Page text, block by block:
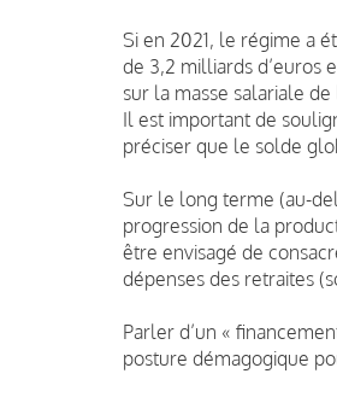
Si en 2021, le régime a
de 3,2 milliards d’euros
sur la masse salariale
Il est important de
préciser que le solde
Sur le long terme (au-
progression de la
être envisagé de
dépenses des retraites
Parler d’un «
posture démagogique